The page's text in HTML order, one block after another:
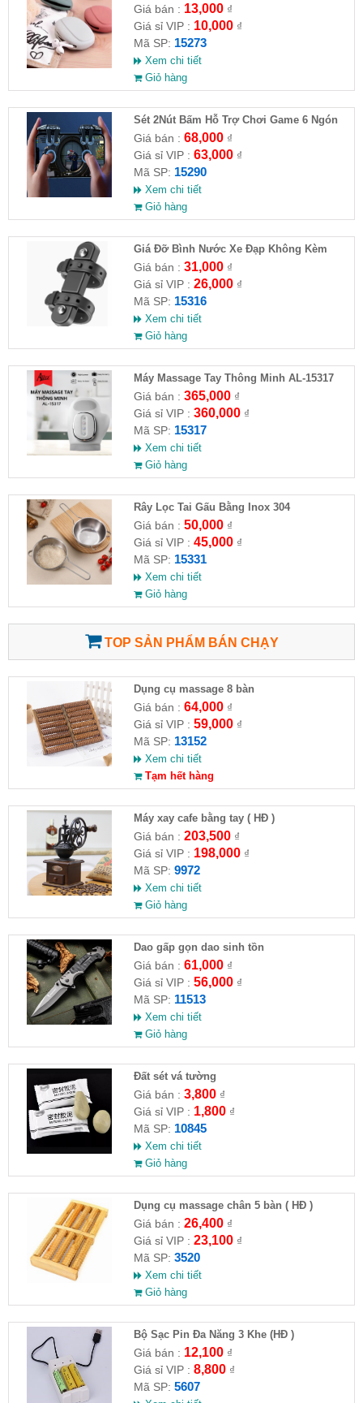
Giá bán : 13,000₫
Giá sỉ VIP : 10,000₫
Mã SP: 15273
Xem chi tiết
Giỏ hàng
Sét 2Nút Bấm Hỗ Trợ Chơi Game 6 Ngón
G21
Giá bán : 68,000₫
Giá sỉ VIP : 63,000₫
Mã SP: 15290
Xem chi tiết
Giỏ hàng
Giá Đỡ Bình Nước Xe Đạp Không Kèm
Khung Đỡ
Giá bán : 31,000₫
Giá sỉ VIP : 26,000₫
Mã SP: 15316
Xem chi tiết
Giỏ hàng
Máy Massage Tay Thông Minh AL-15317
Giá bán : 365,000₫
Giá sỉ VIP : 360,000₫
Mã SP: 15317
Xem chi tiết
Giỏ hàng
Rây Lọc Tai Gấu Bằng Inox 304
Giá bán : 50,000₫
Giá sỉ VIP : 45,000₫
Mã SP: 15331
Xem chi tiết
Giỏ hàng
TOP SẢN PHẨM BÁN CHẠY
Dụng cụ massage 8 bàn
Giá bán : 64,000₫
Giá sỉ VIP : 59,000₫
Mã SP: 13152
Xem chi tiết
Tạm hết hàng
Máy xay cafe bằng tay ( HĐ )
Giá bán : 203,500₫
Giá sỉ VIP : 198,000₫
Mã SP: 9972
Xem chi tiết
Giỏ hàng
Dao gấp gọn dao sinh tồn
Giá bán : 61,000₫
Giá sỉ VIP : 56,000₫
Mã SP: 11513
Xem chi tiết
Giỏ hàng
Đất sét vá tường
Giá bán : 3,800₫
Giá sỉ VIP : 1,800₫
Mã SP: 10845
Xem chi tiết
Giỏ hàng
Dụng cụ massage chân 5 bàn ( HĐ )
Giá bán : 26,400₫
Giá sỉ VIP : 23,100₫
Mã SP: 3520
Xem chi tiết
Giỏ hàng
Bộ Sạc Pin Đa Năng 3 Khe (HĐ )
Giá bán : 12,100₫
Giá sỉ VIP : 8,800₫
Mã SP: 5607